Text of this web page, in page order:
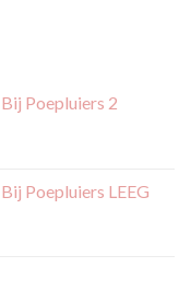
Poepluiers 2
Poepluiers LEEG